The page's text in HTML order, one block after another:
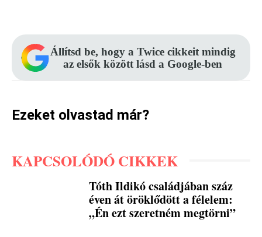
Állítsd be, hogy a Twice cikkeit mindig
az elsők között lásd a Google-ben
Ezeket olvastad már?
KAPCSOLÓDÓ CIKKEK
Tóth Ildikó családjában száz
éven át öröklődött a félelem:
„Én ezt szeretném megtörni”